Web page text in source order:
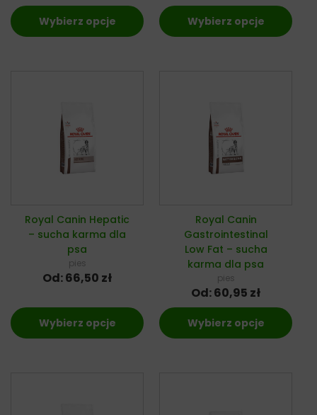
Wybierz opcje Wybierz opcje
Royal Canin Hepatic
– sucha karma dla
psa
pies
Od:66,50 zł
Wybierz opcje
Royal Canin
Gastrointestinal
Low Fat – sucha
karma dla psa
pies
Od:60,95 zł
Wybierz opcje